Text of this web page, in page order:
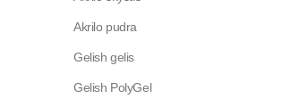
Akrilo pudra
Gelish gelis
Gelish PolyGel